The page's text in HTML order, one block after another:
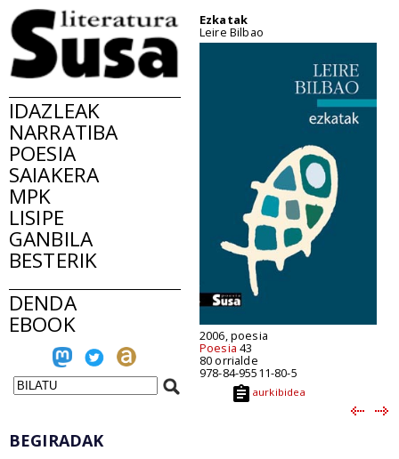
IDAZLEAK
NARRATIBA
POESIA
SAIAKERA
MPK
LISIPE
GANBILA
BESTERIK
DENDA
EBOOK
Ezkatak
Leire Bilbao
2006, poesia
Poesia 43
80 orrialde
978-84-95511-80-5
aurkibidea
BEGIRADAK